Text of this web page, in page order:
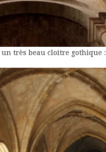
très beau cloitre gothique :